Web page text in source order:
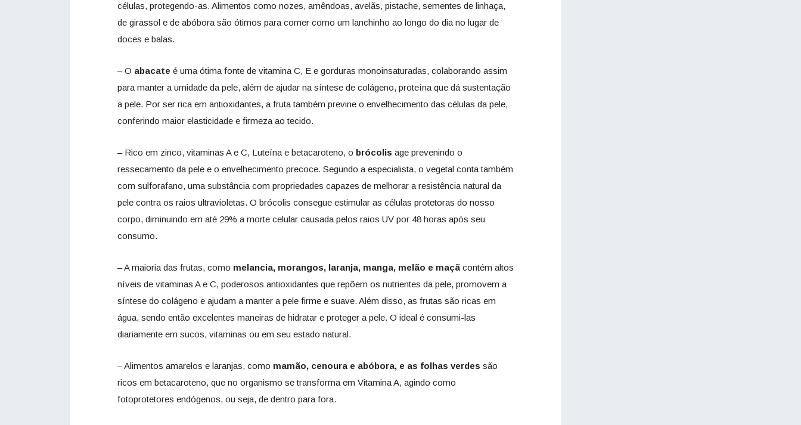
células, protegendo-as. Alimentos como nozes, amêndoas, avelãs, pistache, sementes de linhaça,
de girassol e de abóbora são ótimos para comer como um lanchinho ao longo do dia no lugar de
doces e balas.
– O abacate é uma ótima fonte de vitamina C, E e gorduras monoinsaturadas, colaborando assim
para manter a umidade da pele, além de ajudar na síntese de colágeno, proteína que dá sustentação
a pele. Por ser rica em antioxidantes, a fruta também previne o envelhecimento das células da pele,
conferindo maior elasticidade e firmeza ao tecido.
– Rico em zinco, vitaminas A e C, Luteína e betacaroteno, o brócolis age prevenindo o
ressecamento da pele e o envelhecimento precoce. Segundo a especialista, o vegetal conta também
com sulforafano, uma substância com propriedades capazes de melhorar a resistência natural da
pele contra os raios ultravioletas. O brócolis consegue estimular as células protetoras do nosso
corpo, diminuindo em até 29% a morte celular causada pelos raios UV por 48 horas após seu
consumo.
– A maioria das frutas, como melancia, morangos, laranja, manga, melão e maçã contém altos
níveis de vitaminas A e C, poderosos antioxidantes que repõem os nutrientes da pele, promovem a
síntese do colágeno e ajudam a manter a pele firme e suave. Além disso, as frutas são ricas em
água, sendo então excelentes maneiras de hidratar e proteger a pele. O ideal é consumi-las
diariamente em sucos, vitaminas ou em seu estado natural.
– Alimentos amarelos e laranjas, como mamão, cenoura e abóbora, e as folhas verdes são
ricos em betacaroteno, que no organismo se transforma em Vitamina A, agindo como
fotoprotetores endógenos, ou seja, de dentro para fora.